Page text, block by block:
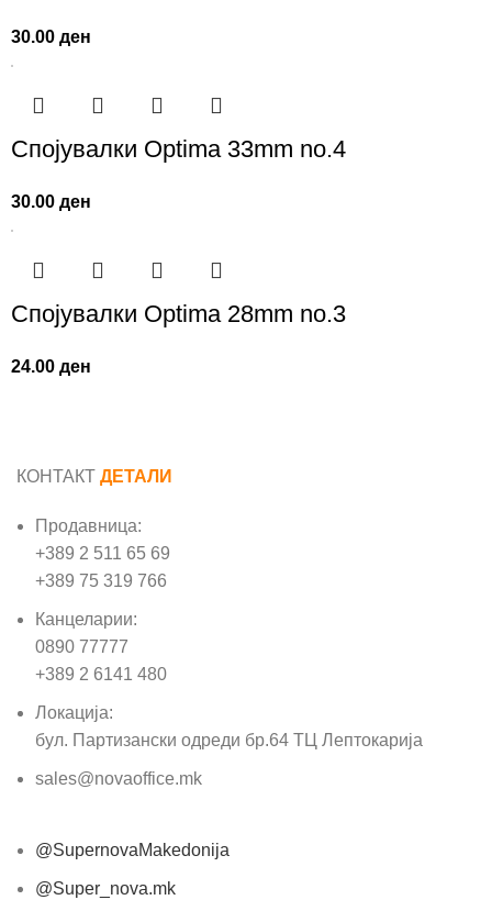
30.00ден
Спојувалки Optima 33mm no.4
30.00ден
Спојувалки Optima 28mm no.3
24.00ден
КОНТАКТ ДЕТАЛИ
Продавница:
+389 2 511 65 69
+389 75 319 766
Канцеларии:
0890 77777
+389 2 6141 480
Локација:
бул. Партизански одреди бр.64 ТЦ Лептокарија
sales@novaoffice.mk
@SupernovaMakedonija
@Super_nova.mk